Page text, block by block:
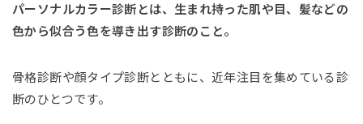
パーソナルカラー診断とは、生まれ持った肌や目、髪などの
色から似合う色を導き出す診断のこと。
骨格診断や顔タイプ診断とともに、近年注目を集めている診
断のひとつです。